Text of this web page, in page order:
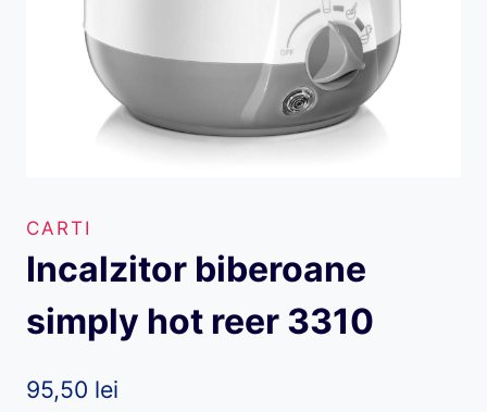
CARTI
Incalzitor biberoane
simply hot reer 3310
95,50 lei